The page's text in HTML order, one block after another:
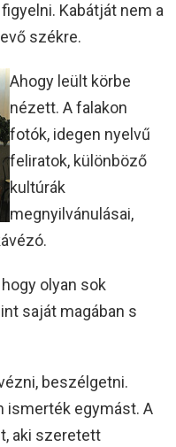
Kabátját nem a
székre.
Ahogy leült körbe
nézett. A falakon
fotók, idegen nyelvű
feliratok, különböző
kultúrák
megnyilvánulásai,
olyan sok
saját magában s
beszélgetni.
ismerték egymást. A
aki szeretett